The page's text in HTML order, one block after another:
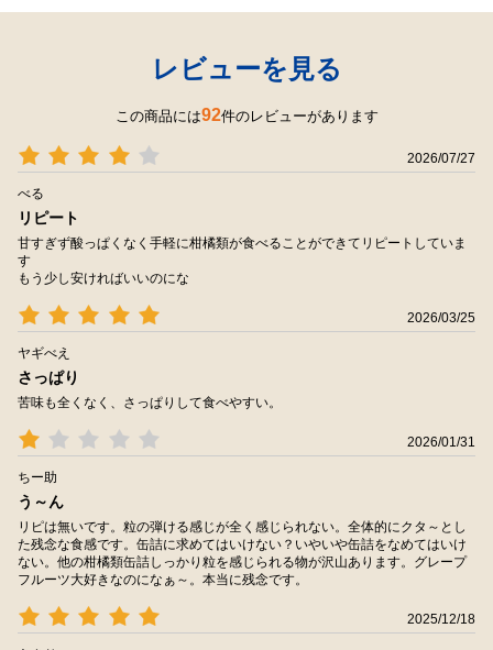
レビューを見る
この商品には92件のレビューがあります
2026/07/27
べる
リピート
甘すぎず酸っぱくなく手軽に柑橘類が食べることができてリピートしていま
す
もう少し安ければいいのにな
2026/03/25
ヤギべえ
さっぱり
苦味も全くなく、さっぱりして食べやすい。
2026/01/31
ちー助
う～ん
リピは無いです。粒の弾ける感じが全く感じられない。全体的にクタ～とし
た残念な食感です。缶詰に求めてはいけない？いやいや缶詰をなめてはいけ
ない。他の柑橘類缶詰しっかり粒を感じられる物が沢山あります。グレープ
フルーツ大好きなのになぁ～。本当に残念です。
2025/12/18